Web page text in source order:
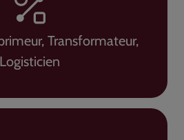
Transformateur,
Logisticien